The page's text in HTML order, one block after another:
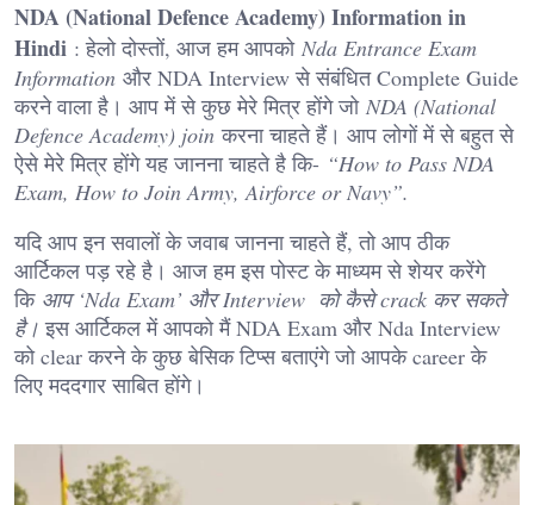
NDA (National Defence Academy) Information in
Hindi : हेलो दोस्तों, आज हम आपको Nda Entrance Exam
Information और NDA Interview से संबंधित Complete Guide
करने वाला है। आप में से कुछ मेरे मित्र होंगे जो NDA (National
Defence Academy) join करना चाहते हैं। आप लोगों में से बहुत से
ऐसे मेरे मित्र होंगे यह जानना चाहते है कि- “How to Pass NDA
Exam, How to Join Army, Airforce or Navy”.
यदि आप इन सवालों के जवाब जानना चाहते हैं, तो आप ठीक
आर्टिकल पड़ रहे है। आज हम इस पोस्ट के माध्यम से शेयर करेंगे
कि आप ‘Nda Exam’ और Interview को कैसे crack कर सकते
है। इस आर्टिकल में आपको मैं NDA Exam और Nda Interview
को clear करने के कुछ बेसिक टिप्स बताएंगे जो आपके career के
लिए मददगार साबित होंगे।